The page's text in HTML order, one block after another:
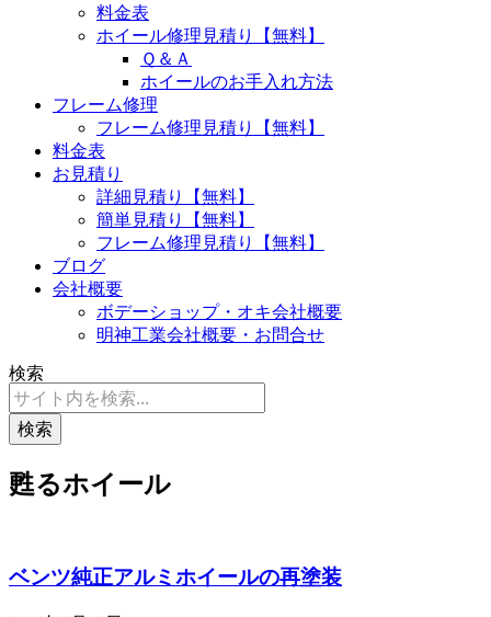
料金表
ホイール修理見積り【無料】
Ｑ＆Ａ
ホイールのお手入れ方法
フレーム修理
フレーム修理見積り【無料】
料金表
お見積り
詳細見積り【無料】
簡単見積り【無料】
フレーム修理見積り【無料】
ブログ
会社概要
ボデーショップ・オキ会社概要
明神工業会社概要・お問合せ
検索
検索
甦るホイール
ベンツ純正アルミホイールの再塗装